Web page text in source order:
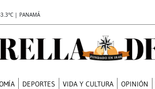
| PANAMÁ
DEPORTES VIDA Y CULTURA OPINIÓN